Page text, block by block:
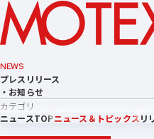
NEWS
プレスリリース
・お知らせ
カテゴリ
ニュースTOPニュース＆トピックスリ